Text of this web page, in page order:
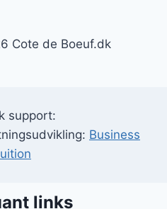
Cote de Boeuf.dk
support:
Business
links